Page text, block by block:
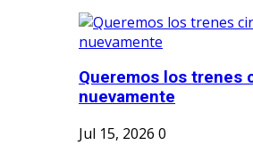
Queremos los trenes
nuevamente
Jul 15, 2026 0